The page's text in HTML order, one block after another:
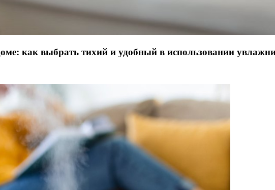
как выбрать тихий и удобный в использовании